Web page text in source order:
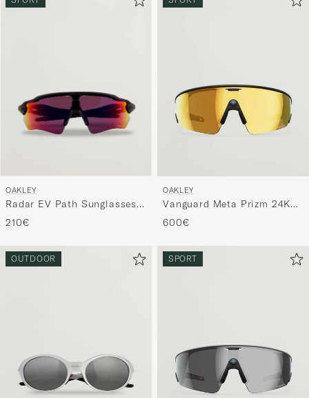
sopivan
lajittelun
tuotteille
OAKLEY
Radar EV Path Sunglasses
Matte Black
210€
OAKLEY
Vanguard Meta Prizm 24K
Sunglasses Gold
600€
OUTDOOR SPORT